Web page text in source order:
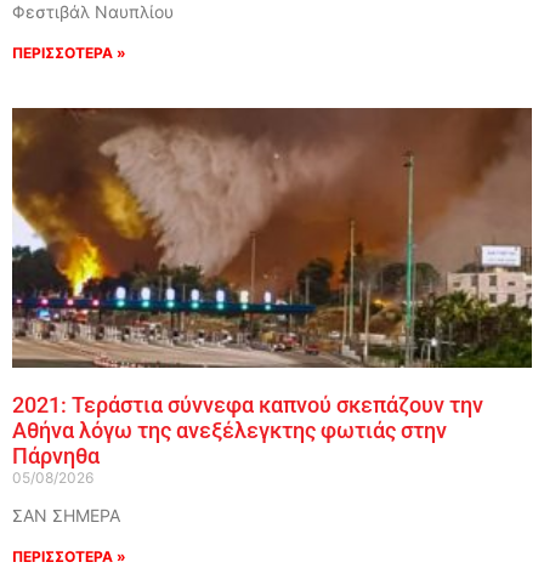
Φεστιβάλ Ναυπλίου
ΠΕΡΙΣΣΟΤΕΡΑ »
2021: Τεράστια σύννεφα καπνού σκεπάζουν την
Αθήνα λόγω της ανεξέλεγκτης φωτιάς στην
Πάρνηθα
05/08/2026
ΣΑΝ ΣΗΜΕΡΑ
ΠΕΡΙΣΣΟΤΕΡΑ »